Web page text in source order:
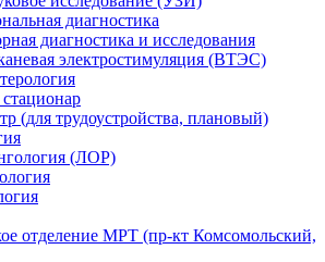
диагностика
диагностика и исследования
электростимуляция (ВТЭС)
(для трудоустройства, плановый)
(ЛОР)
отделение МРТ (пр-кт Комсомольский,